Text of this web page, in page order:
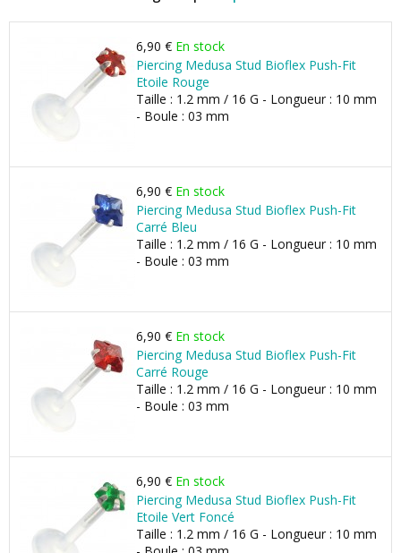
6,90 € En stock
Piercing Medusa Stud Bioflex Push-Fit
Etoile Rouge
Taille : 1.2 mm / 16 G - Longueur : 10 mm
- Boule : 03 mm
6,90 € En stock
Piercing Medusa Stud Bioflex Push-Fit
Carré Bleu
Taille : 1.2 mm / 16 G - Longueur : 10 mm
- Boule : 03 mm
6,90 € En stock
Piercing Medusa Stud Bioflex Push-Fit
Carré Rouge
Taille : 1.2 mm / 16 G - Longueur : 10 mm
- Boule : 03 mm
6,90 € En stock
Piercing Medusa Stud Bioflex Push-Fit
Etoile Vert Foncé
Taille : 1.2 mm / 16 G - Longueur : 10 mm